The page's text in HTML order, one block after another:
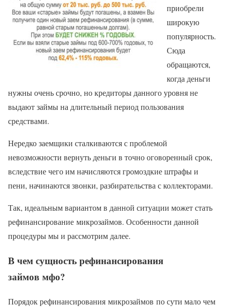
приобрели
широкую
популярность.
Сюда
обращаются,
когда деньги
нужны очень срочно, но кредиторы данного уровня не
выдают займы на длительный период пользования
средствами.
Нередко заемщики сталкиваются с проблемой
невозможности вернуть деньги в точно оговоренный срок,
вследствие чего им начисляются громоздкие штрафы и
пени, начинаются звонки, разбирательства с коллекторами.
Так, идеальным вариантом в данной ситуации может стать
рефинансирование микрозаймов. Особенности данной
процедуры мы и рассмотрим далее.
В чем сущность рефинансирования
займов мфо?
Порядок рефинансирования микрозаймов по сути мало чем